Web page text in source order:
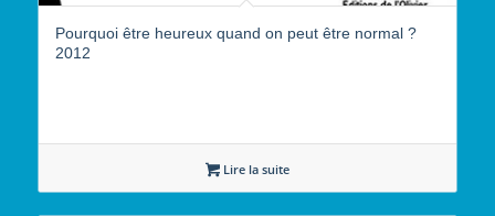
Pourquoi être heureux quand on peut être normal ?
2012
Lire la suite